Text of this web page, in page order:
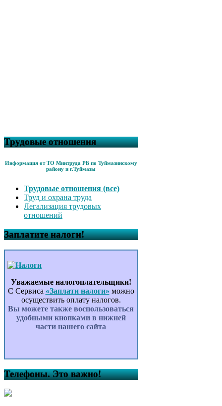
Трудовые отношения
Информация от ТО Минтруда РБ по Туймазинскому
району и г.Туймазы
Трудовые отношения (все)
Труд и охрана труда
Легализация трудовых
отношений
Заплатите налоги!
Уважаемые налогоплательщики!
С Сервиса «Заплати налоги» можно
осуществить оплату налогов.
Вы можете также воспользоваться
удобными кнопками в нижней
части нашего сайта
Телефоны. Это важно!